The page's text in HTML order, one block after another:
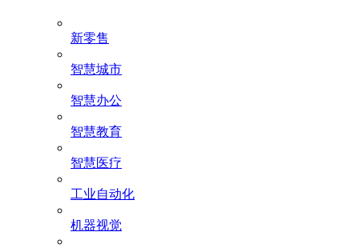
新零售
智慧城市
智慧办公
智慧教育
智慧医疗
工业自动化
机器视觉